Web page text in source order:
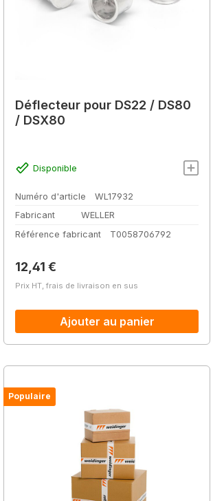
Déflecteur pour DS22 / DS80
/ DSX80
Disponible
Numéro d'article
WL17932
Fabricant
WELLER
Référence fabricant
T0058706792
Prix régulier :
12,41 €
Prix HT, frais de livraison en sus
Ajouter au panier
Populaire